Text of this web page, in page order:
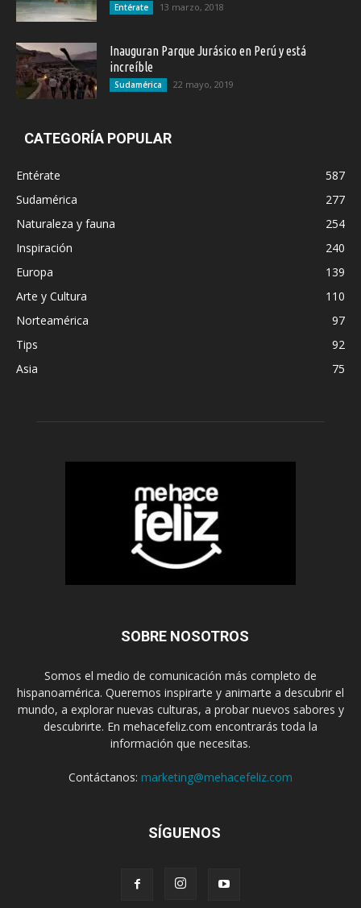
Entérate 13 marzo, 2018
Inauguran Parque Jurásico en Perú y está
increíble
Sudamérica 22 mayo, 2019
CATEGORÍA POPULAR
Entérate
587
Sudamérica
277
Naturaleza y fauna
254
Inspiración
240
Europa
139
Arte y Cultura
110
Norteamérica
97
Tips
92
Asia
75
SOBRE NOSOTROS
Somos el medio de comunicación más completo de
hispanoamérica. Queremos inspirarte y animarte a descubrir el
mundo, a explorar nuevas culturas, a probar nuevos sabores y
descubrirte. En mehacefeliz.com encontrarás toda la
información que necesitas.
Contáctanos: marketing@mehacefeliz.com
SÍGUENOS